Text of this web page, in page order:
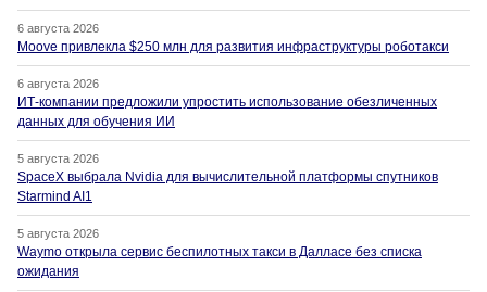
6 августа 2026
Moove привлекла $250 млн для развития инфраструктуры роботакси
6 августа 2026
ИТ-компании предложили упростить использование обезличенных
данных для обучения ИИ
5 августа 2026
SpaceX выбрала Nvidia для вычислительной платформы спутников
Starmind AI1
5 августа 2026
Waymo открыла сервис беспилотных такси в Далласе без списка
ожидания